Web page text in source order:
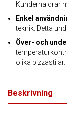
Kunderna drar
Enkel
teknik. Detta
Över- och
olika pizzastilar.
Beskrivning